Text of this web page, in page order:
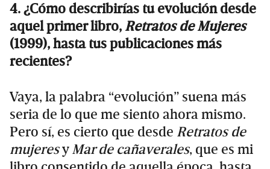
4. ¿Cómo describirías tu evolución desde
aquel primer libro, Retratos de Mujeres
(1999), hasta tus publicaciones más
recientes?
Vaya, la palabra “evolución” suena más
seria de lo que me siento ahora mismo.
Pero sí, es cierto que desde Retratos de
mujeresyMar de cañaverales, que es mi